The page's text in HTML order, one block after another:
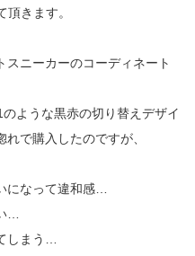
きます。
ニーカーのコーディネート
ような黒赤の切り替えデザイ
で購入したのですが、
になって違和感…
…
しまう…